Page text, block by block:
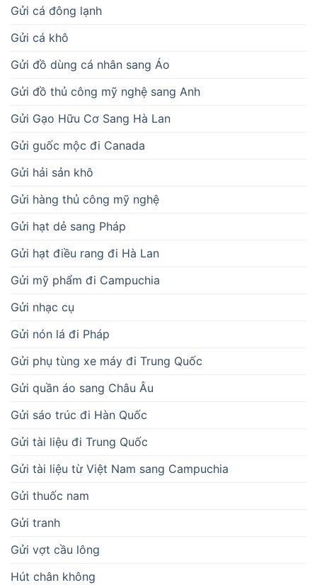
Gửi cá đông lạnh
Gửi cá khô
Gửi đồ dùng cá nhân sang Áo
Gửi đồ thủ công mỹ nghệ sang Anh
Gửi Gạo Hữu Cơ Sang Hà Lan
Gửi guốc mộc đi Canada
Gửi hải sản khô
Gửi hàng thủ công mỹ nghệ
Gửi hạt dẻ sang Pháp
Gửi hạt điều rang đi Hà Lan
Gửi mỹ phẩm đi Campuchia
Gửi nhạc cụ
Gửi nón lá đi Pháp
Gửi phụ tùng xe máy đi Trung Quốc
Gửi quần áo sang Châu Âu
Gửi sáo trúc đi Hàn Quốc
Gửi tài liệu đi Trung Quốc
Gửi tài liệu từ Việt Nam sang Campuchia
Gửi thuốc nam
Gửi tranh
Gửi vợt cầu lông
Hút chân không